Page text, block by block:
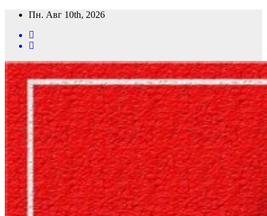
Перейти
содержимому
Пн. Авг 10th, 2026